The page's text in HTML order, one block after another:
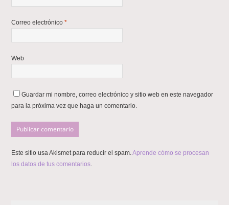
Correo electrónico*
Web
Guardar mi nombre, correo electrónico y sitio web en este navegador
para la próxima vez que haga un comentario.
Este sitio usa Akismet para reducir el spam.Aprende cómo se procesan
los datos de tus comentarios.